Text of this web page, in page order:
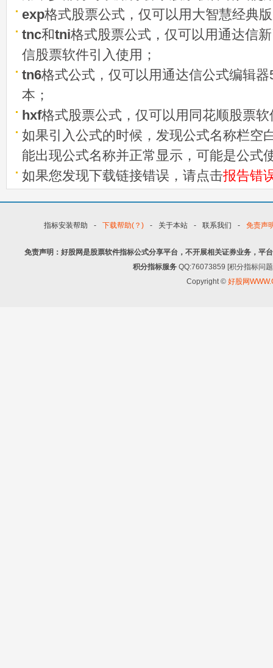
exp格式股票公式，仅可以用大智慧经典
tnc和tni格式股票公式，仅可以用通达信
信股票软件引入使用；
tn6格式公式，仅可以用通达信公式编辑
本；
hxf格式股票公式，仅可以用同花顺股票
如果引入公式的时候，发现公式名称栏空
能出现公式名称并正常显示，可能是公式
如果您发现下载链接错误，请点击报告错
指标安装帮助 - 下载帮助(？) - 关于本站 - 联系我们 - 免责声
免责声明：好股网是股票软件指标公式分享平台，不开展相关证券业务，平
积分指标服务 QQ:76073859 [积分指标问
Copyright © 好股网